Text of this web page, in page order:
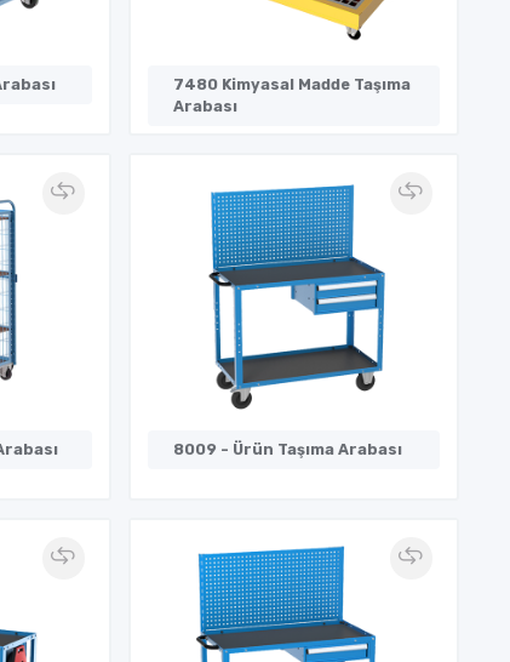
7480 Kimyasal Madde Taşıma
Arabası
8009 - Ürün Taşıma Arabası